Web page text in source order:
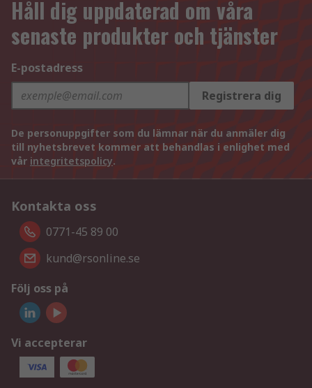
Håll dig uppdaterad om våra
senaste produkter och tjänster
E-postadress
Registrera dig
De personuppgifter som du lämnar när du anmäler dig
till nyhetsbrevet kommer att behandlas i enlighet med
vår integritetspolicy.
Kontakta oss
0771-45 89 00
kund@rsonline.se
Följ oss på
Vi accepterar